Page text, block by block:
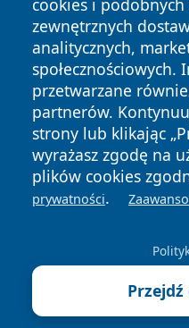
cookies i
zewnętrznych
analitycznych,
przetwarzane
partnerów.
strony lub klikając
wyrażasz zgodę na
plików cookies
prywatności.
Copyright © 2026
News Autorzy
Polityka